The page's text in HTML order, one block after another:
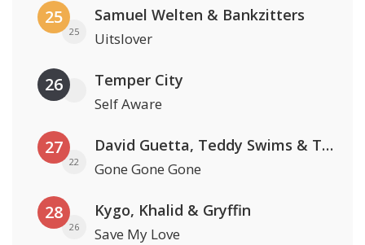
25
25
Samuel Welten & Bankzitters
Uitslover
26 Temper City
Self Aware
27
22
David Guetta, Teddy Swims & Tones And I
Gone Gone Gone
28
26
Kygo, Khalid & Gryffin
Save My Love